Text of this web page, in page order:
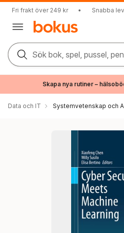
Fri frakt över 249 kr • Snabba
Sök bok, spel, pussel,
Skapa nya rutiner –
Data och IT Systemvetenskap och